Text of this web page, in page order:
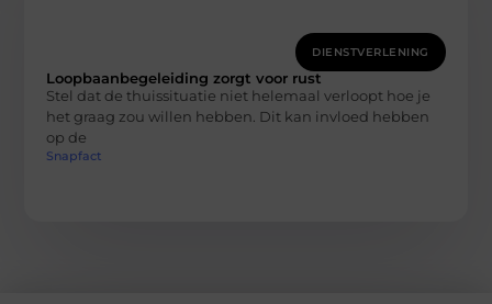
DIENSTVERLENING
Loopbaanbegeleiding zorgt voor rust
Stel dat de thuissituatie niet helemaal verloopt hoe je
het graag zou willen hebben. Dit kan invloed hebben
op de
Snapfact